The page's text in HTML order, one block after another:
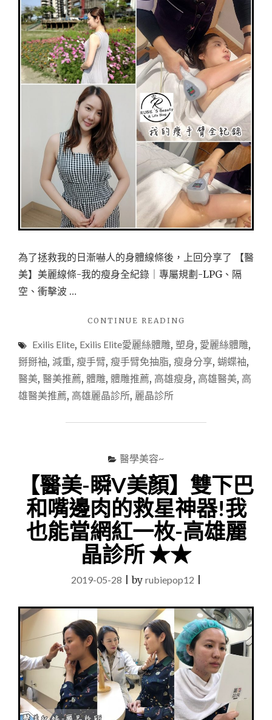
為了拯救我的日漸嚇人的身體線條後，上回分享了 【醫
美】美麗線條-我的瘦身全紀錄｜專屬規劃-LPG、隔
空、衝擊波 …
CONTINUE READING
心
得】
麗
我
紀
錄
2
｜
愛
麗
絲
體
瘦
手
臂
｜
高
雄
麗
晶
Exilis Elite, Exilis Elite愛麗絲體雕, 塑身, 愛麗絲體雕,
掰掰袖, 減重, 瘦手臂, 瘦手臂免抽脂, 瘦身分享, 蝴蝶袖,
醫美, 醫美推薦, 體雕, 體雕推薦, 高雄瘦身, 高雄醫美, 高
雄醫美推薦, 高雄麗晶診所, 麗晶診所
醫學美容~
【醫美-瞬V美顏】雙下巴
和嘴邊肉的救星神器!我
也能當網紅一枚-高雄麗
晶診所 ★★
2019-05-28 |by rubiepop12